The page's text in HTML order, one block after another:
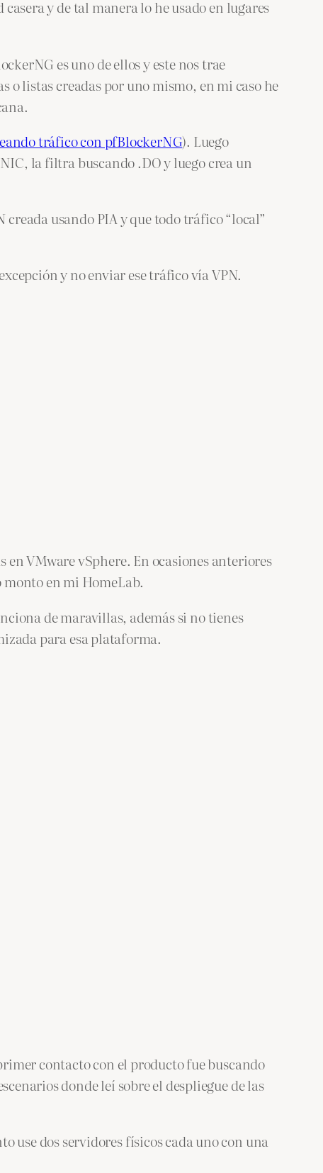
y de tal manera lo he usado en lugares
es uno de ellos y este nos trae
o listas creadas por uno mismo, en mi caso he
tráfico con pfBlockerNG). Luego
la filtra buscando .DO y luego crea un
usando PIA y que todo tráfico “local”
y no enviar ese tráfico vía VPN.
VMware vSphere. En ocasiones anteriores
monto en mi HomeLab.
de maravillas, además si no tienes
para esa plataforma.
contacto con el producto fue buscando
donde leí sobre el despliegue de las
use dos servidores físicos cada uno con una